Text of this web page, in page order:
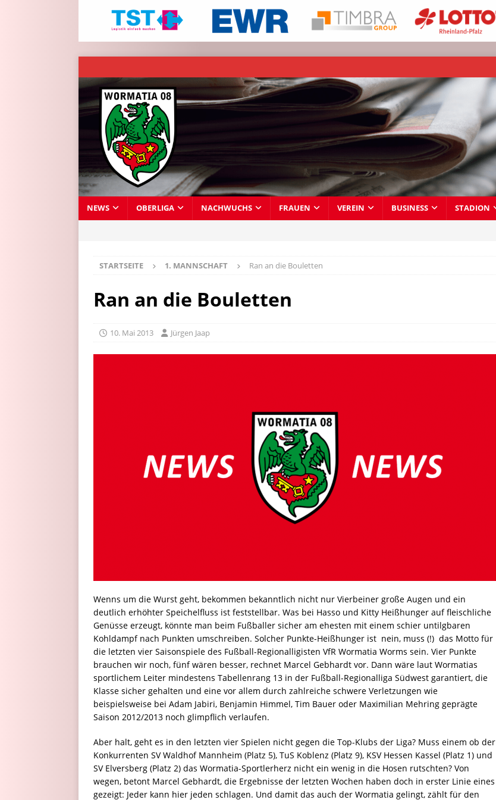
NEWS OBERLIGA NACHWUCHS FRAUEN VEREIN BUSINESS STADION
STARTSEITE 1. MANNSCHAFT Ran an die Bouletten
Ran an die Bouletten
10. Mai 2013 Jürgen Jaap
Wenns um die Wurst geht, bekommen bekanntlich nicht nur Vierbeiner große Augen und ein
deutlich erhöhter Speichelfluss ist feststellbar. Was bei Hasso und Kitty Heißhunger auf fleischliche
Genüsse erzeugt, könnte man beim Fußballer sicher am ehesten mit einem schier untilgbaren
Kohldampf nach Punkten umschreiben. Solcher Punkte-Heißhunger ist  nein, muss (!)  das Motto für
die letzten vier Saisonspiele des Fußball-Regionalligisten VfR Wormatia Worms sein. Vier Punkte
brauchen wir noch, fünf wären besser, rechnet Marcel Gebhardt vor. Dann wäre laut Wormatias
sportlichem Leiter mindestens Tabellenrang 13 in der Fußball-Regionalliga Südwest garantiert, die
Klasse sicher gehalten und eine vor allem durch zahlreiche schwere Verletzungen wie
beispielsweise bei Adam Jabiri, Benjamin Himmel, Tim Bauer oder Maximilian Mehring geprägte
Saison 2012/2013 noch glimpflich verlaufen.
Aber halt, geht es in den letzten vier Spielen nicht gegen die Top-Klubs der Liga? Muss einem ob der
Konkurrenten SV Waldhof Mannheim (Platz 5), TuS Koblenz (Platz 9), KSV Hessen Kassel (Platz 1) und
SV Elversberg (Platz 2) das Wormatia-Sportlerherz nicht ein wenig in die Hosen rutschten? Von
wegen, betont Marcel Gebhardt, die Ergebnisse der letzten Wochen haben doch in erster Linie eines
gezeigt: Jeder kann hier jeden schlagen. Und damit das auch der Wormatia gelingt, zählt für den